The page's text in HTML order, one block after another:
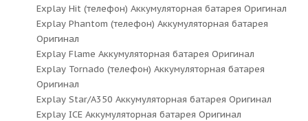
Explay Hit (телефон) Аккумуляторная батарея Оригинал
Explay Phantom (телефон) Аккумуляторная батарея
Оригинал
Explay Flame Аккумуляторная батарея Оригинал
Explay Tornado (телефон) Аккумуляторная батарея
Оригинал
Explay Star/A350 Аккумуляторная батарея Оригинал
Explay ICE Аккумуляторная батарея Оригинал